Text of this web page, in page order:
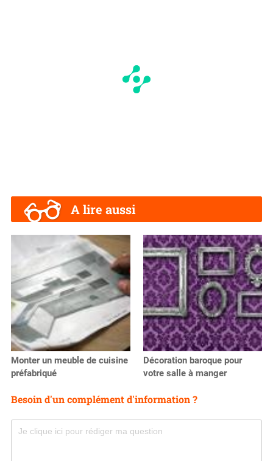
A lire aussi
Monter un meuble de cuisine
préfabriqué
Décoration baroque pour
votre salle à manger
Besoin d'un complément d'information ?